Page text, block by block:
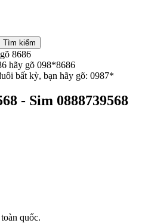
Tìm kiếm
8686
hãy gõ 098*8686
bất kỳ, bạn hãy gõ: 0987*
- Sim 0888739568
quốc.